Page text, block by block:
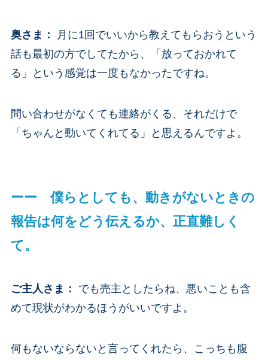
奥さま ：
月に1回でいいから教えてもらおうという
話も最初の方でしてたから、「放っておかれて
る」という感覚は一度もなかったですね。
問い合わせがなくても連絡がくる、それだけで
「ちゃんと動いてくれてる」と思えるんですよ。
ーー 僕らとしても、動きがないときの
報告は何をどう伝えるか、正直難しく
て。
ご主人さま ：
でも売主としたらね、悪いことも含
めて現状がわかるほうがいいですよ。
何もないならないと言ってくれたら、こっちも腹